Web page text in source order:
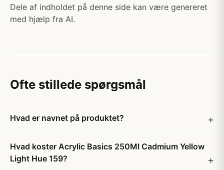
Dele af indholdet på denne side kan være genereret
med hjælp fra AI.
Ofte stillede spørgsmål
Hvad er navnet på produktet?
Hvad koster Acrylic Basics 250Ml Cadmium Yellow
Light Hue 159?